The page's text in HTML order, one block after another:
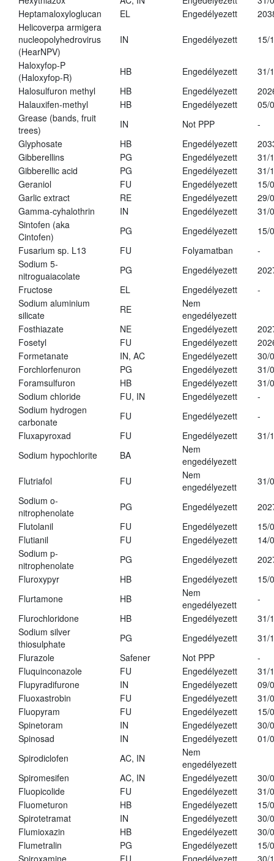
Heptamaloxyloglucan
EL Engedélyezett
Helicoverpa armigera
nucleopolyhedrovirus
(HearNPV)
IN Engedélyezett 15/
Haloxyfop-P
(Haloxyfop-R)
HB Engedélyezett
31/
Halosulfuron methyl
HB Engedélyezett
Halauxifen-methyl
HB Engedélyezett
05/
Grease (bands, fruit
trees)
IN Not PPP
-
Glyphosate
HB Engedélyezett
Gibberellins
PG Engedélyezett
31/
Gibberellic acid
PG Engedélyezett
31/
Geraniol
FU Engedélyezett
15/
Garlic extract
RE Engedélyezett
29/
Gamma-cyhalothrin
IN Engedélyezett
31/
Sintofen (aka
Cintofen)
PG Engedélyezett
15/
Fusarium sp. L13
FU Folyamatban
-
Sodium 5-
nitroguaiacolate
PG Engedélyezett
Fructose
EL Engedélyezett
-
Sodium aluminium
silicate
RE
Nem
engedélyezett
Fosthiazate
NE Engedélyezett
Fosetyl
FU Engedélyezett
Formetanate
IN, AC Engedélyezett
30/
Forchlorfenuron
PG Engedélyezett
31/
Foramsulfuron
HB Engedélyezett
31/
Sodium chloride
FU, IN Engedélyezett
-
Sodium hydrogen
carbonate
FU Engedélyezett
-
Fluxapyroxad
FU Engedélyezett
31/
Sodium hypochlorite
BA
Nem
engedélyezett
Flutriafol
FU
Nem
engedélyezett
31/
Sodium o-
nitrophenolate
PG Engedélyezett
Flutolanil
FU Engedélyezett
15/
Flutianil
FU Engedélyezett
14/
Sodium p-
nitrophenolate
PG Engedélyezett
Fluroxypyr
HB Engedélyezett
15/
Flurtamone
HB
Nem
engedélyezett
-
Flurochloridone
HB Engedélyezett
31/
Sodium silver
thiosulphate
PG Engedélyezett
31/
Flurazole
Safener Not PPP
-
Fluquinconazole
FU Engedélyezett
31/
Flupyradifurone
IN Engedélyezett
09/
Fluoxastrobin
FU Engedélyezett
31/
Fluopyram
FU Engedélyezett
15/
Spinetoram
IN Engedélyezett
30/
Spinosad
IN Engedélyezett
01/
Spirodiclofen
AC, IN
Nem
engedélyezett
Spiromesifen
AC, IN Engedélyezett
30/
Fluopicolide
FU Engedélyezett
31/
Fluometuron
HB Engedélyezett
15/
Spirotetramat
IN Engedélyezett
30/
Flumioxazin
HB Engedélyezett
30/
Flumetralin
PG Engedélyezett
15/